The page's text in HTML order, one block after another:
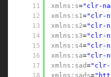
11
12
13
14
15
16
17
18
xmlns:s="clr-
xmlns:s1 ="clr-
xmlns:s2="clr-
xmlns:s3="clr-
xmlns:s4="clr-
xmlns:sa="clr-
xmlns:sad="clr-
xmlns:sads=